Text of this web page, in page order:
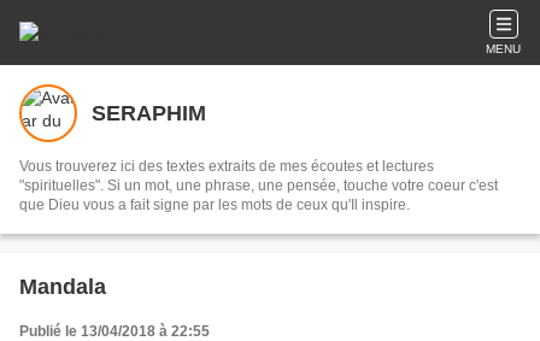
MENU
SERAPHIM
Vous trouverez ici des textes extraits de mes écoutes et lectures
"spirituelles". Si un mot, une phrase, une pensée, touche votre coeur c'est
que Dieu vous a fait signe par les mots de ceux qu'Il inspire.
Mandala
Publié le 13/04/2018 à 22:55